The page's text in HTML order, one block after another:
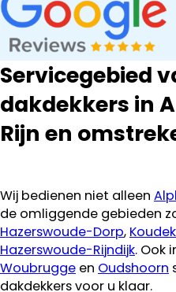
Servicegebied
dakdekkers in
Rijn en
Wij bedienen niet alleen
de omliggende gebieden
Hazerswoude-Dorp,
Hazerswoude-Rijndijk. Ook
Woubrugge en Oudshoorn
dakdekkers voor u klaar.